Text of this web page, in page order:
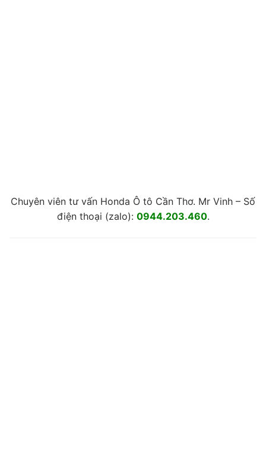
Chuyên viên tư vấn Honda Ô tô Cần Thơ. Mr Vinh – Số
điện thoại (zalo): 0944.203.460.